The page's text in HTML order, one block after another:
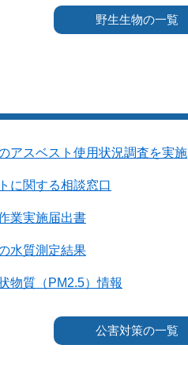
野生生物の一覧
アスベスト使用状況調査を実施
に関する相談窓口
業実施届出書
水質測定結果
物質（PM2.5）情報
公害対策の一覧